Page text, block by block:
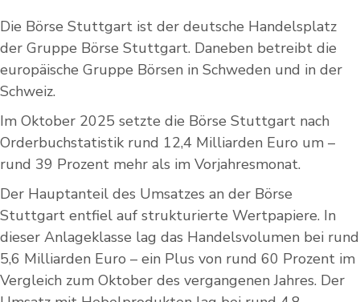
Die Börse Stuttgart ist der deutsche Handelsplatz
der Gruppe Börse Stuttgart. Daneben betreibt die
europäische Gruppe Börsen in Schweden und in der
Schweiz.
Im Oktober 2025 setzte die Börse Stuttgart nach
Orderbuchstatistik rund 12,4 Milliarden Euro um –
rund 39 Prozent mehr als im Vorjahresmonat.
Der Hauptanteil des Umsatzes an der Börse
Stuttgart entfiel auf strukturierte Wertpapiere. In
dieser Anlageklasse lag das Handelsvolumen bei rund
5,6 Milliarden Euro – ein Plus von rund 60 Prozent im
Vergleich zum Oktober des vergangenen Jahres. Der